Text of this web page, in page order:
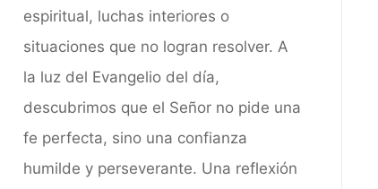
espiritual, luchas interiores o
situaciones que no logran resolver. A
la luz del Evangelio del día,
descubrimos que el Señor no pide una
fe perfecta, sino una confianza
humilde y perseverante. Una reflexión